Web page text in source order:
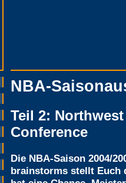
NBA-
Teil 2:
Conference
Die NBA-Saison 2004/
brainstorms stellt Euch